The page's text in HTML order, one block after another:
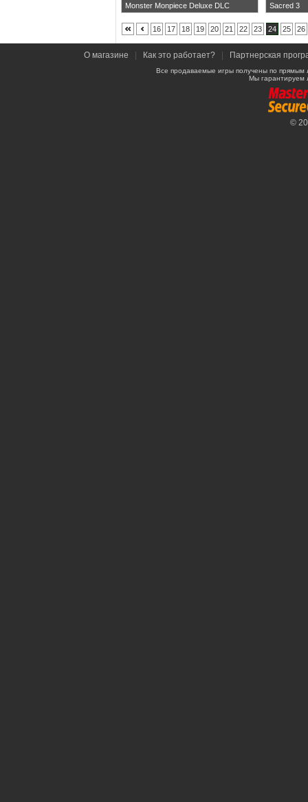
Monster Monpiece Deluxe DLC Sacred 3
16 17 18 19 20 21 22 23 24 25 26
О магазине Как это работает? Партнерская
Все продаваемые игры получены по
Мы гарантируем
©